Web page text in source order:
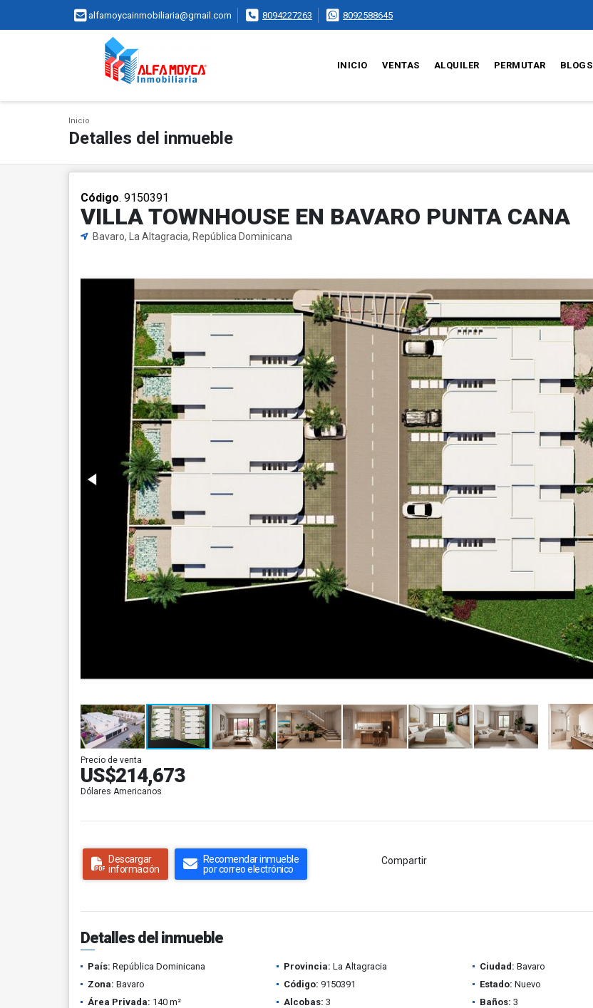
alfamoycainmobiliaria@gmail.com 8094227263 8092588645
INICIO VENTAS ALQUILER PERMUTAR BLOGS
Inicio
Detalles del inmueble
Código. 9150391
VILLA TOWNHOUSE EN BAVARO PUNTA CANA
Bavaro, La Altagracia, República Dominicana
Precio de venta
US$214,673
Dólares Americanos
Descargar
información
Recomendar inmueble
por correo electrónico
Compartir
Detalles del inmueble
País: República Dominicana Provincia: La Altagracia Ciudad: Bavaro
Zona: Bavaro Código: 9150391 Estado: Nuevo
Área Privada: 140 m² Alcobas: 3 Baños: 3